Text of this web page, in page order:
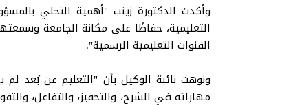
وأكدت الدكتورة زينب "أهمية التحلي
التعليمية، حفاظًا على مكانة الجامعة
القنوات التعليمية الرسمية".
ونوهت نائبة الوكيل بأن "التعليم عن بُعد
مهاراته في الشرح، والتحفيز، والتفاعل،